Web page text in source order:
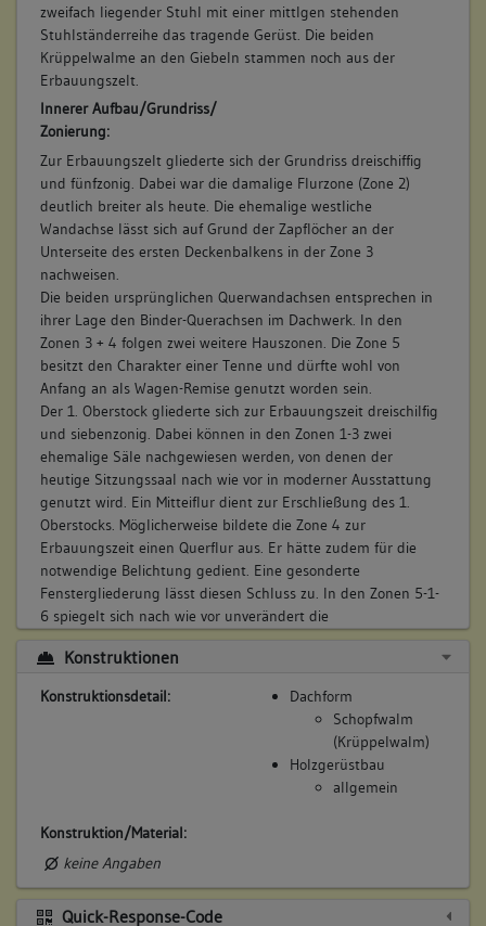
zweifach liegender Stuhl mit einer mittIgen stehenden
Stuhlständerreihe das tragende Gerüst. Die beiden
Krüppelwalme an den Giebeln stammen noch aus der
Erbauungszelt.
Innerer Aufbau/Grundriss/
Zonierung:
Zur Erbauungszelt gliederte sich der Grundriss dreischiffig
und fünfzonig. Dabei war die damalige Flurzone (Zone 2)
deutlich breiter als heute. Die ehemalige westliche
Wandachse lässt sich auf Grund der Zapflöcher an der
Unterseite des ersten Deckenbalkens in der Zone 3
nachweisen.
Die beiden ursprünglichen Querwandachsen entsprechen in
ihrer Lage den Binder-Querachsen im Dachwerk. In den
Zonen 3 + 4 folgen zwei weitere Hauszonen. Die Zone 5
besitzt den Charakter einer Tenne und dürfte wohl von
Anfang an als Wagen-Remise genutzt worden sein.
Der 1. Oberstock gliederte sich zur Erbauungszeit dreischilfig
und siebenzonig. Dabei können in den Zonen 1-3 zwei
ehemalige Säle nachgewiesen werden, von denen der
heutige Sitzungssaal nach wie vor in moderner Ausstattung
genutzt wird. Ein Mitteiflur dient zur Erschließung des 1.
Oberstocks. Möglicherweise bildete die Zone 4 zur
Erbauungszeit einen Querflur aus. Er hätte zudem für die
notwendige Belichtung gedient. Eine gesonderte
Fenstergliederung lässt diesen Schluss zu. In den Zonen 5-1-
6 spiegelt sich nach wie vor unverändert die
Grundrissgiiederung der ehemaligen Lehrerwohnung im 1.
Oberstock. In der Zone 7 liegt der Luftraum über der Tenne.
dreischiffig und sechszonig, wobei die Zone 1 nur zweischiffig
ausgebildet ist. In ihr lässt sich ein ehemals querliegender
Saal nachweisen, der heute in seinem nördlichen Abschnitt
das Bürgermeisterzimmer aufnimmt. Der Saal könnte sowohl
als Ratssaal oder aber auch als Schulraum gedient haben.
Es folgen in der Zone 2 zwei Räume, von denen
möglicherweise der nördlich gelegene Raum zur
Erbauungszeit das ehemalige Bürgermeisterzimmer gewesen
sein könnte.
In der Zone 3 wird ebenfalls zur Erbauungszeit ein
Konstruktionen
Konstruktionsdetail:
Dachform
Schopfwalm
(Krüppelwalm)
Holzgerüstbau
allgemein
Konstruktion/Material:
keine Angaben
Quick-Response-Code